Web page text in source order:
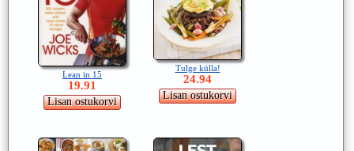
Lean in 15
19.91
Tulge külla!
24.94